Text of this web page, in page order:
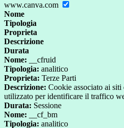
www.canva.com
Nome
Tipologia
Proprieta
Descrizione
Durata
Nome: __cfruid
Tipologia: analitico
Proprieta: Terze Parti
Descrizione: Cookie associato ai
utilizzato per identificare il traffico
Durata: Sessione
Nome: __cf_bm
Tipologia: analitico